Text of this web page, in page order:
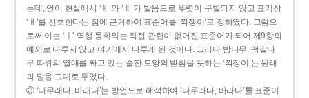
는데, 언어 현실에서 ‘ㅐ’와 ‘ㅔ’가 발음으로 뚜렷이 구별되지 않고 표기상
‘ㅐ’를 선호한다는 점에 근거하여 표준어를 ‘깍쟁이’로 정하였다. 그럼으
로써 이는 ‘ㅣ’ 역행 동화와는 직접 관련이 없어진 표준어가 되어 제9항의
예외로 다루지 않고 여기에서 다루게 된 것이다. 그러나 밤나무, 떡갈나
무 따위의 열매를 싸고 있는 술잔 모양의 받침을 뜻하는 ‘깍정이’는 원래
의 말을 그대로 두었다.
③ ‘나무래다, 바래다’는 방언으로 해석하여 ‘나무라다, 바라다’를 표준어